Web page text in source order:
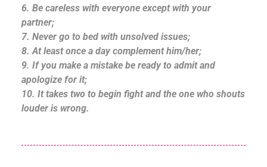
6. Be careless with everyone except with your
partner;
7. Never go to bed with unsolved issues;
8. At least once a day complement him/her;
9. If you make a mistake be ready to admit and
apologize for it;
10. It takes two to begin fight and the one who shouts
louder is wrong.